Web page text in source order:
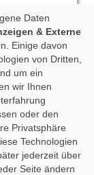
Daten
& Externe
Einige davon
von Dritten,
um ein
wir Ihnen
oder den
Privatsphäre
Technologien
jederzeit über
Seite ändern